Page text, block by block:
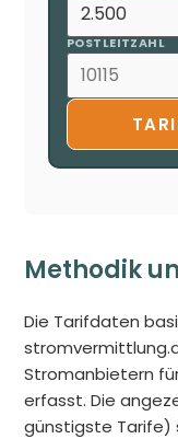
POSTLEITZAHL
Methodik
Die Tarifdaten
Stromanbietern
erfasst. Die
günstigste Tarife)